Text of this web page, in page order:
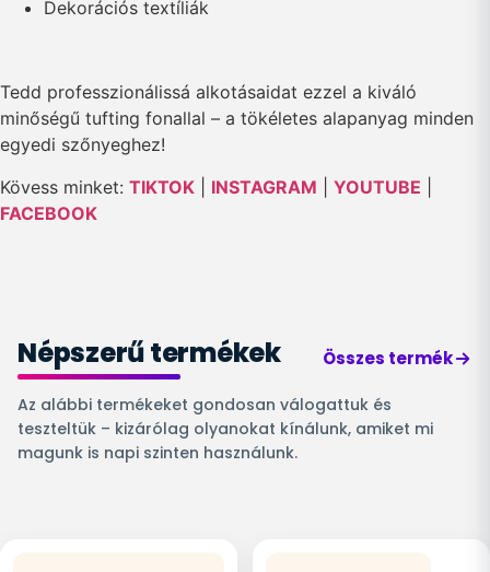
Dekorációs textíliák
Tedd professzionálissá alkotásaidat ezzel a kiváló
minőségű tufting fonallal – a tökéletes alapanyag minden
egyedi szőnyeghez!
Kövess minket: TIKTOK INSTAGRAM YOUTUBE
FACEBOOK
Népszerű termékek Összes termék
Az alábbi termékeket gondosan válogattuk és
teszteltük – kizárólag olyanokat kínálunk, amiket mi
magunk is napi szinten használunk.